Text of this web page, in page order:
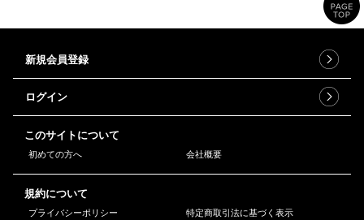
新規会員登録
ログイン
このサイトについて
初めての方へ 会社概要
規約について
プライバシーポリシー 特定商取引法に基づく表示